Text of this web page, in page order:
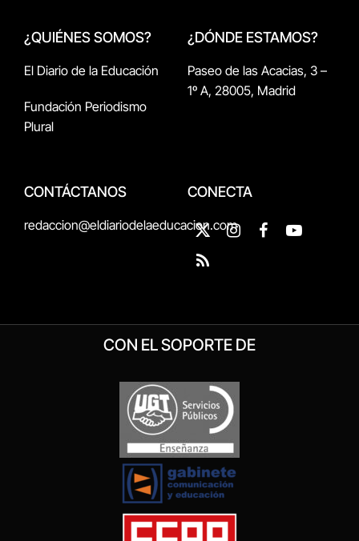
¿QUIÉNES SOMOS?
El Diario de la Educación
Fundación Periodismo
Plural
¿DÓNDE ESTAMOS?
Paseo de las Acacias, 3 –
1º A, 28005, Madrid
CONTÁCTANOS
redaccion@eldiariodelaeducacion.com
CONECTA
X
(Twitter)
InstagramFacebookYouTube
RSS
CON EL SOPORTE DE